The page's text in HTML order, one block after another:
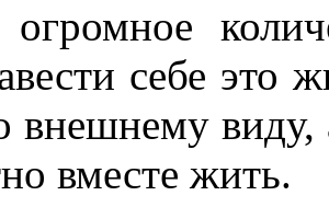
себе это
внешнему
вместе жить.